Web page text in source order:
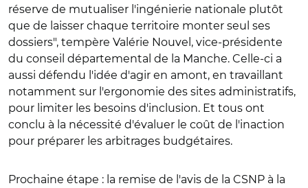
réserve de mutualiser l'ingénierie nationale plutôt
que de laisser chaque territoire monter seul ses
dossiers", tempère Valérie Nouvel, vice-présidente
du conseil départemental de la Manche. Celle-ci a
aussi défendu l'idée d'agir en amont, en travaillant
notamment sur l'ergonomie des sites administratifs,
pour limiter les besoins d'inclusion. Et tous ont
conclu à la nécessité d'évaluer le coût de l'inaction
pour préparer les arbitrages budgétaires.
Prochaine étape : la remise de l'avis de la CSNP à la